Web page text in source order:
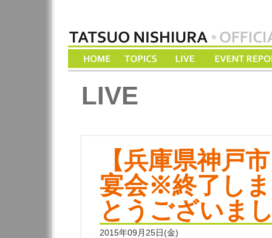
LIVE
【兵庫県神戸
宴会※終了し
とうございま
2015年09月25日(金)